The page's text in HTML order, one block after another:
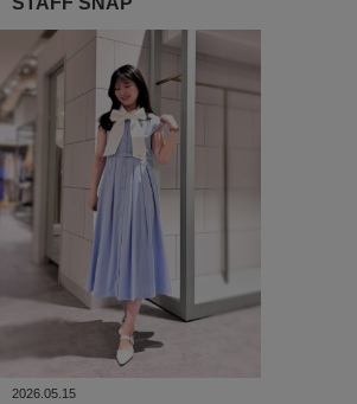
2026.05.15